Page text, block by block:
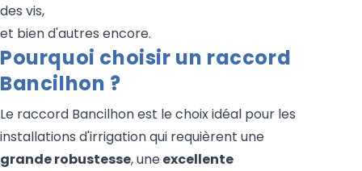
des vis,
et bien d'autres encore.
Pourquoi choisir un raccord
Bancilhon ?
Le raccord Bancilhon est le choix idéal pour les
installations d'irrigation qui requièrent une
grande robustesse, uneexcellente